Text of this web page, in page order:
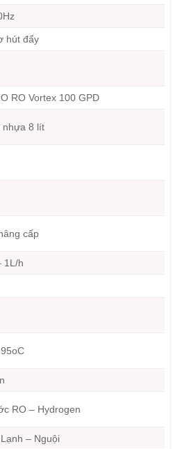
hút đẩy
RO Vortex 100 GPD
nhựa 8 lít
cấp
1L/h
RO – Hydrogen
– Nguội